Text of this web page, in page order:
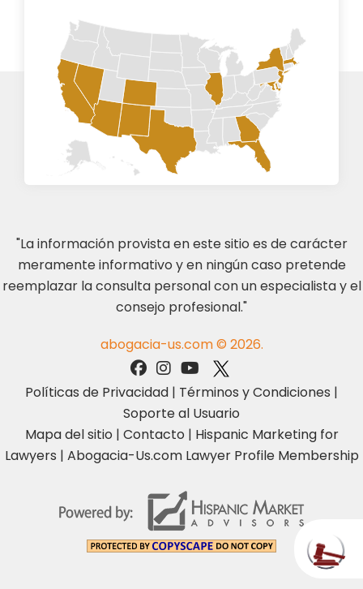
"La información provista en este sitio es de carácter
meramente informativo y en ningún caso pretende
reemplazar la consulta personal con un especialista y el
consejo profesional."
abogacia-us.com © 2026.
Políticas de Privacidad | Términos y Condiciones |
Soporte al Usuario
Mapa del sitio | Contacto | Hispanic Marketing for
Lawyers | Abogacia-Us.com Lawyer Profile Membership